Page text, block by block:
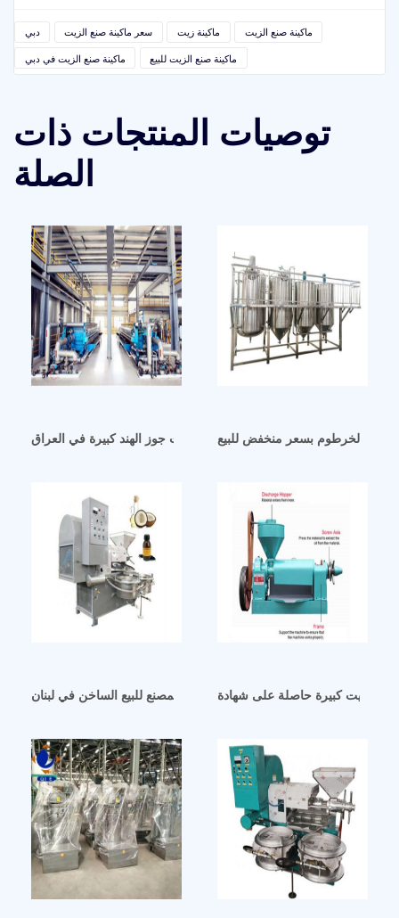
دبي سعر ماكينة صنع الزيت ماكينة زيت
ماكينة صنع الزيت
ماكينة صنع الزيت في دبي
ماكينة صنع الزيت للبيع
توصيات المنتجات ذات
الصلة
آلة عصر زيت جوز الهند كبيرة في العراقالخرطوم بسعر منخفض للبيع
آلة فلتر الزيت بسعر المصنع للبيع الساخن في لبنان